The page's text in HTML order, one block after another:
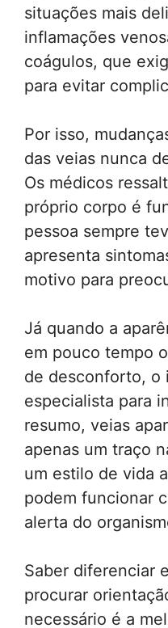
situações mais
inflamações
coágulos, que
para evitar
Por isso,
das veias nunca
Os médicos
próprio corpo é
pessoa sempre
apresenta
motivo para
Já quando a
em pouco tempo
de desconforto, o
especialista para
resumo, veias
apenas um traço
um estilo de vida
podem funcionar
alerta do
Saber diferenciar
procurar
necessário é a